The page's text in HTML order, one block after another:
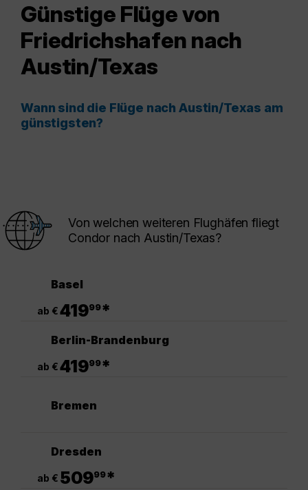
Günstige Flüge von
Friedrichshafen nach
Austin/Texas
Wann sind die Flüge nach Austin/Texas am
günstigsten?
Von welchen weiteren Flughäfen fliegt
Condor nach Austin/Texas?
Basel
ab €41999*
Berlin-Brandenburg
ab €41999*
Bremen
Dresden
ab € 50999*